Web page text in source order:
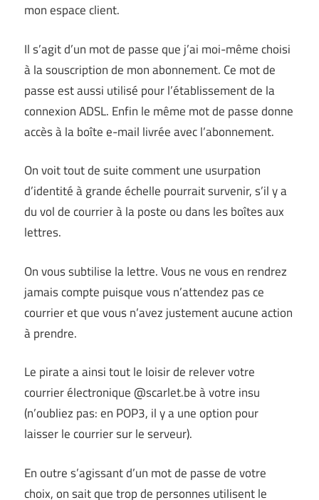
mon espace client.
Il s’agit d’un mot de passe que j’ai moi-même choisi
à la souscription de mon abonnement. Ce mot de
passe est aussi utilisé pour l’établissement de la
connexion ADSL. Enfin le même mot de passe donne
accès à la boîte e-mail livrée avec l’abonnement.
On voit tout de suite comment une usurpation
d’identité à grande échelle pourrait survenir, s’il y a
du vol de courrier à la poste ou dans les boîtes aux
lettres.
On vous subtilise la lettre. Vous ne vous en rendrez
jamais compte puisque vous n’attendez pas ce
courrier et que vous n’avez justement aucune action
à prendre.
Le pirate a ainsi tout le loisir de relever votre
courrier électronique @scarlet.be à votre insu
(n’oubliez pas: en POP3, il y a une option pour
laisser le courrier sur le serveur).
En outre s’agissant d’un mot de passe de votre
choix, on sait que trop de personnes utilisent le